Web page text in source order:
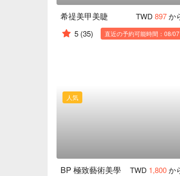
希禔美甲美睫 TWD 897か
5 (35) 直近の予約可能時間：08/07
人気
BP 極致藝術美學 TWD 1,800か